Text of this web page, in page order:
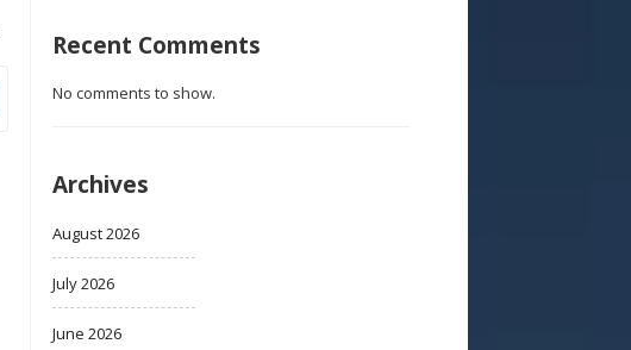
Recent Comments
No comments to show.
Archives
August 2026
July 2026
June 2026